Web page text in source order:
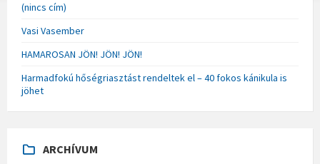
(nincs cím)
Vasi Vasember
HAMAROSAN JÖN! JÖN! JÖN!
Harmadfokú hőségriasztást rendeltek el – 40 fokos kánikula is
jöhet
ARCHÍVUM